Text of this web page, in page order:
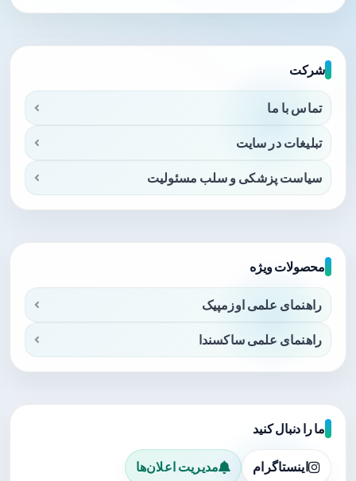
شرکت
تماس با ما
تبلیغات در سایت
سیاست پزشکی و سلب مسئولیت
محصولات ویژه
راهنمای علمی اوزمپیک
راهنمای علمی ساکسندا
ما را دنبال کنید
اینستاگرام مدیریت اعلان‌ها